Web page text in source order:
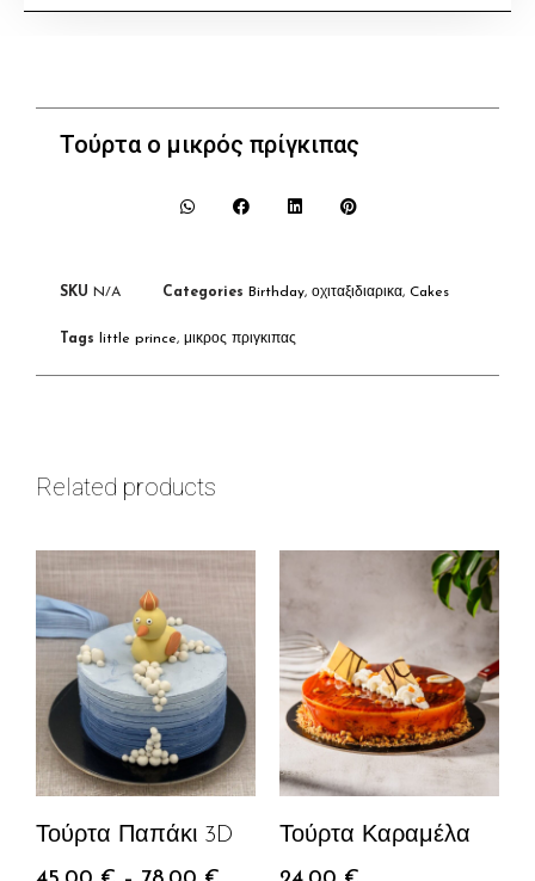
Τούρτα ο μικρός πρίγκιπας
SKU N/A Categories Birthday, οχιταξιδιαρικα, Cakes
Tags little prince, μικρος πριγκιπας
Related products
Τούρτα Παπάκι 3D Τούρτα Καραμέλα